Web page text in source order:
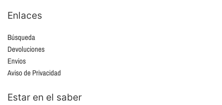
Enlaces
Búsqueda
Devoluciones
Envios
Aviso de Privacidad
Estar en el saber